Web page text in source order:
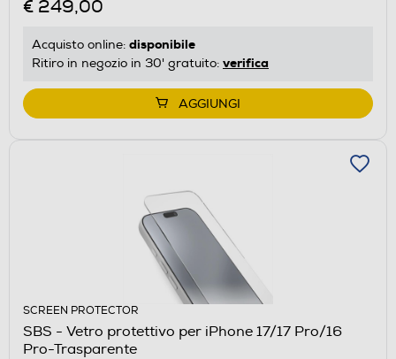
€ 249,00
Acquisto online: disponibile
Ritiro in negozio in 30' gratuito: verifica
AGGIUNGI
SCREEN PROTECTOR
SBS - Vetro protettivo per iPhone 17/17 Pro/16
Pro-Trasparente